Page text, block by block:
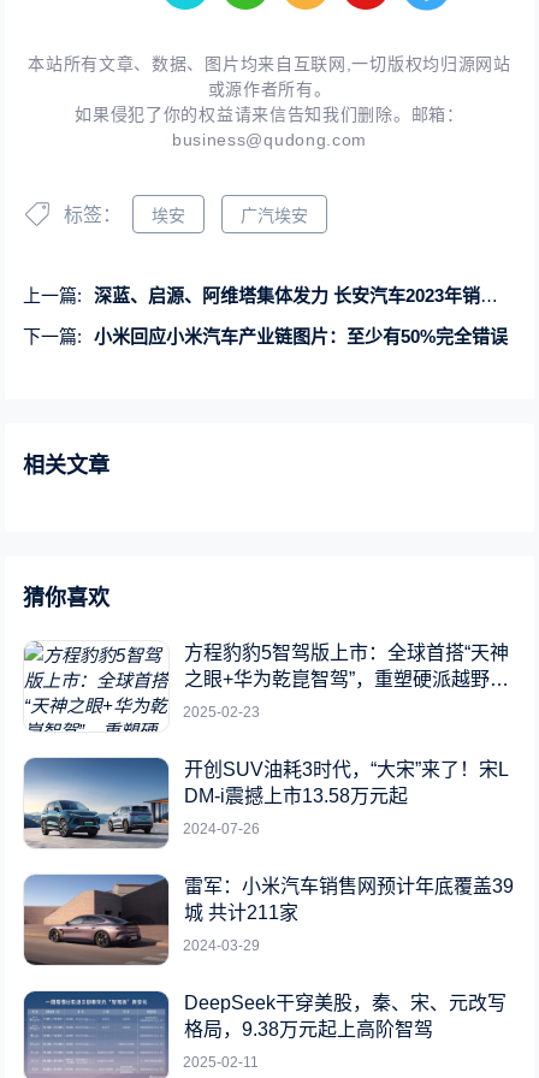
本站所有文章、数据、图片均来自互联网,一切版权均归源网站
或源作者所有。
如果侵犯了你的权益请来信告知我们删除。邮箱：
business@qudong.com
标签： 埃安 广汽埃安
上一篇:
深蓝、启源、阿维塔集体发力 长安汽车2023年销量突破255万辆创历史新高
下一篇:
小米回应小米汽车产业链图片：至少有50%完全错误
相关文章
猜你喜欢
方程豹豹5智驾版上市：全球首搭“天神
之眼+华为乾崑智驾”，重塑硬派越野新
标杆
2025-02-23
开创SUV油耗3时代，“大宋”来了！宋L
DM-i震撼上市13.58万元起
2024-07-26
雷军：小米汽车销售网预计年底覆盖39
城 共计211家
2024-03-29
DeepSeek干穿美股，秦、宋、元改写
格局，9.38万元起上高阶智驾
2025-02-11